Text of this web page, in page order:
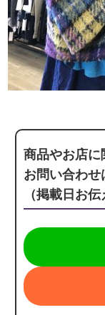
商品やお店に
お問い合わせ
（掲載日お伝